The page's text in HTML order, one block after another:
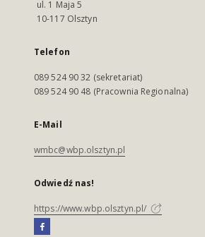
ul. 1 Maja 5
10-117 Olsztyn
Telefon
089 524 90 32 (sekretariat)
089 524 90 48 (Pracownia Regionalna)
E-Mail
wmbc@wbp.olsztyn.pl
Odwiedź nas!
https://www.wbp.olsztyn.pl/